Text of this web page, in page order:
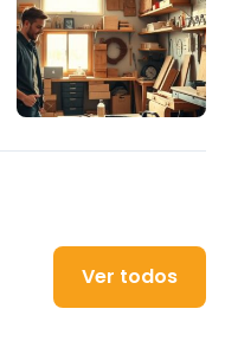
Ver todos